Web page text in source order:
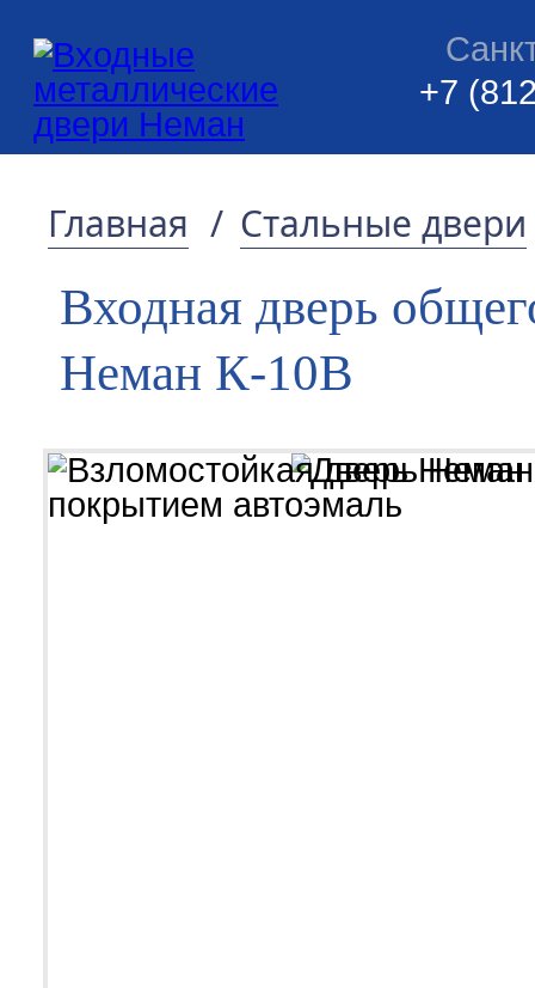
+7
Главная / Стальные двери
Входная дверь
Неман К-10В